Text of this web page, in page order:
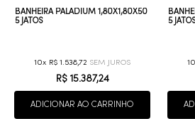
BANHEIRA PALADIUM 1,80X1,80X50
5 JATOS
10 R$ 1.538,72
R$ 15.387,24
ADICIONAR AO CARRINHO
5